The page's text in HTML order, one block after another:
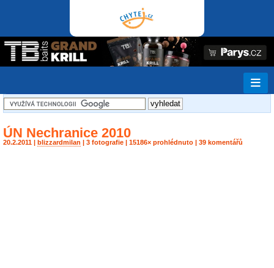
ÚN Nechranice 2010
20.2.2011 | blizzardmilan | 3 fotografie | 15186× prohlédnuto | 39 komentářů